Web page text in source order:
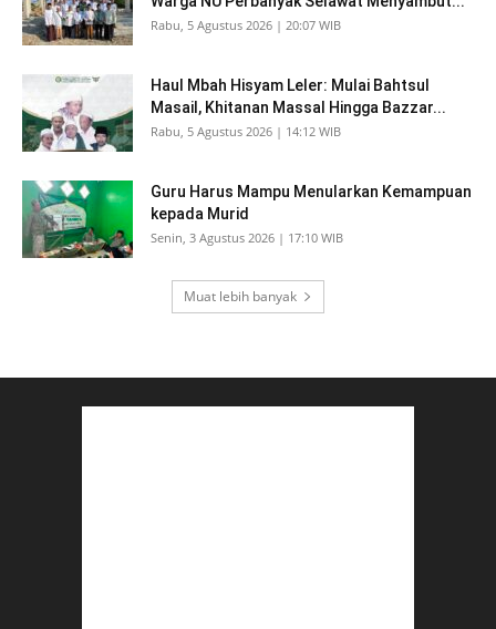
Rabu, 5 Agustus 2026 | 20:07 WIB
Haul Mbah Hisyam Leler: Mulai Bahtsul
Masail, Khitanan Massal Hingga Bazzar...
Rabu, 5 Agustus 2026 | 14:12 WIB
Guru Harus Mampu Menularkan Kemampuan
kepada Murid
Senin, 3 Agustus 2026 | 17:10 WIB
Muat lebih banyak